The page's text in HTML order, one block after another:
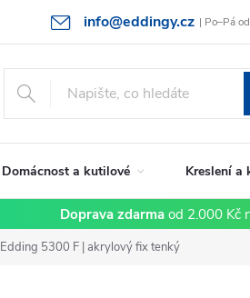
info@eddingy.cz | Po–Pá
Rady a tipy Vrácení zboží a
Domácnost a kutilové Kreslení a
Doprava zdarma od 2.000 Kč
Edding 5300 F | akrylový fix tenký